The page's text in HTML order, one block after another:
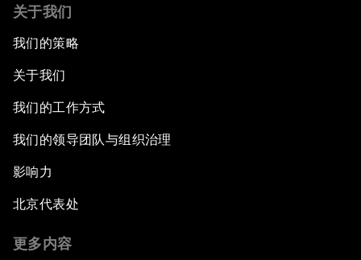
关于我们
我们的策略
关于我们
我们的工作方式
我们的领导团队与组织治理
影响力
北京代表处
更多内容